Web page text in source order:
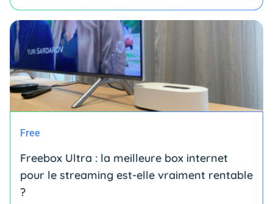
Free
Freebox Ultra : la meilleure box internet
pour le streaming est-elle vraiment rentable
?